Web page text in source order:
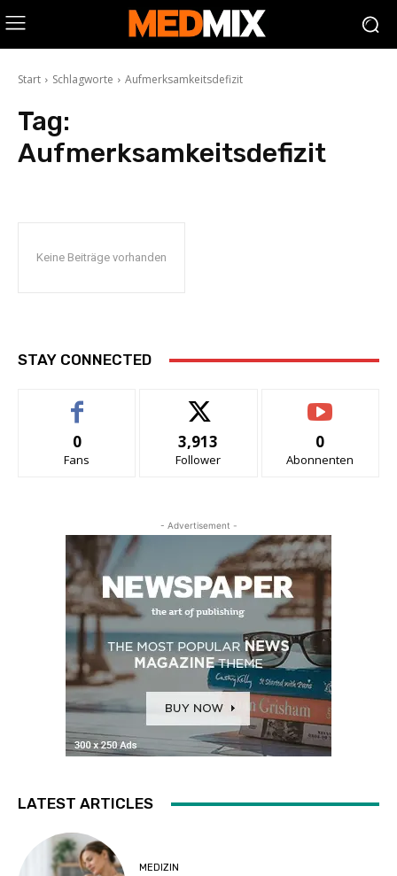
Start Schlagworte Aufmerksamkeitsdefizit
Tag:
Aufmerksamkeitsdefizit
Keine Beiträge vorhanden
STAY CONNECTED
0
Fans
3,913
Follower
0
Abonnenten
- Advertisement -
LATEST ARTICLES
MEDIZIN